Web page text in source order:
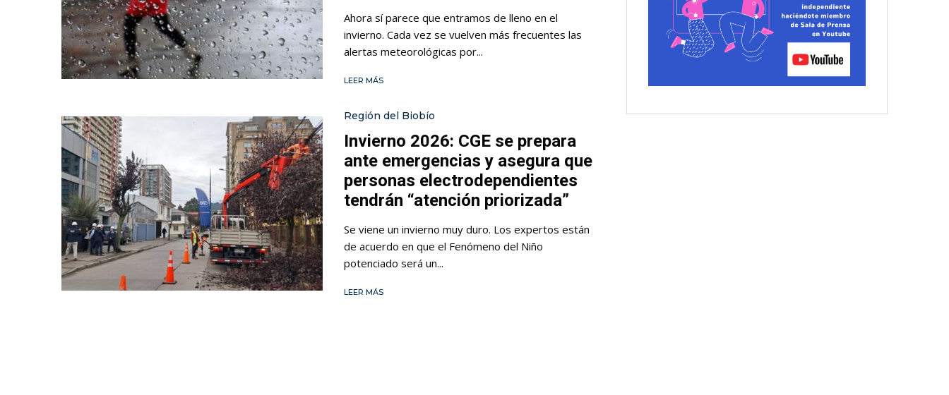
Ahora sí parece que entramos de lleno en el
invierno. Cada vez se vuelven más frecuentes las
alertas meteorológicas por...
LEER MÁS
Región del Biobío
Invierno 2026: CGE se prepara
ante emergencias y asegura que
personas electrodependientes
tendrán “atención priorizada”
Se viene un invierno muy duro. Los expertos están
de acuerdo en que el Fenómeno del Niño
potenciado será un...
LEER MÁS